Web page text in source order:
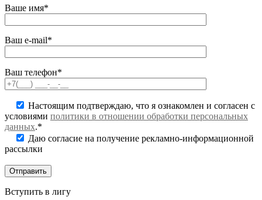
Ваше имя*
Ваш e-mail*
Ваш телефон*
Настоящим подтверждаю, что я ознакомлен и согласен с
условиями политики в отношении обработки персональных
данных.*
Даю согласие на получение рекламно-информационной
рассылки
Вступить в лигу